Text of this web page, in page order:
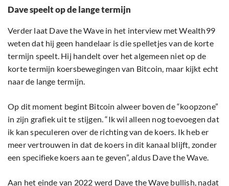
Dave speelt op de lange termijn
Verder laat Dave the Wave in het interview met Wealth99
weten dat hij geen handelaar is die spelletjes van de korte
termijn speelt. Hij handelt over het algemeen niet op de
korte termijn koersbewegingen van Bitcoin, maar kijkt echt
naar de lange termijn.
Op dit moment begint Bitcoin alweer boven de “koopzone”
in zijn grafiek uit te stijgen. “Ik wil alleen nog toevoegen dat
ik kan speculeren over de richting van de koers. Ik heb er
meer vertrouwen in dat de koers in dit kanaal blijft, zonder
een specifieke koers aan te geven”, aldus Dave the Wave.
Aan het einde van 2022 werd Dave the Wave bullish, nadat